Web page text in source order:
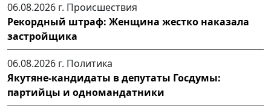
06.08.2026 г. Происшествия
Рекордный штраф: Женщина жестко наказала
застройщика
06.08.2026 г. Политика
Якутяне-кандидаты в депутаты Госдумы:
партийцы и одномандатники